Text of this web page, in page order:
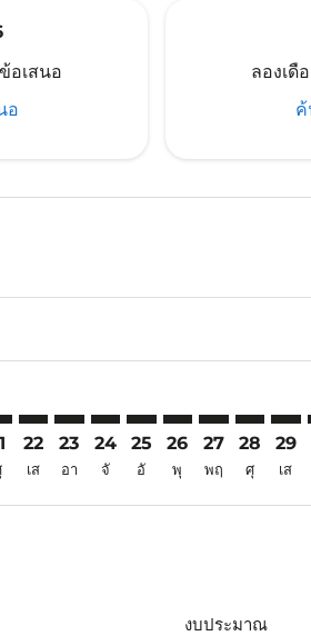
อเสนอ
อ
ลองเดื
ค้
cmp-view-offers-disclaimer.
PKU–LGK: cmp-view-offers-
22
เส
PKU–LGK: cmp-view-offers-
23
อา
PKU–LGK: cmp-view-
24
จั
PKU–LGK: cmp-
25
อั
PKU–LGK: cmp-
26
พุ
PKU–LGK:
27
พฤ
28
ศุ
29
เส
งบประมาณ